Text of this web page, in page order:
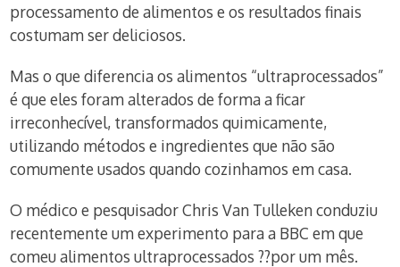
processamento de alimentos e os resultados finais
costumam ser deliciosos.
Mas o que diferencia os alimentos “ultraprocessados”
é que eles foram alterados de forma a ficar
irreconhecível, transformados quimicamente,
utilizando métodos e ingredientes que não são
comumente usados quando cozinhamos em casa.
O médico e pesquisador Chris Van Tulleken conduziu
recentemente um experimento para a BBC em que
comeu alimentos ultraprocessados ??por um mês.